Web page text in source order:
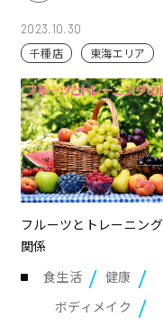
フルーツとトレーニン
関係
食生活
健康
ボディメイク
2023.10.30
千種店 東海エリア